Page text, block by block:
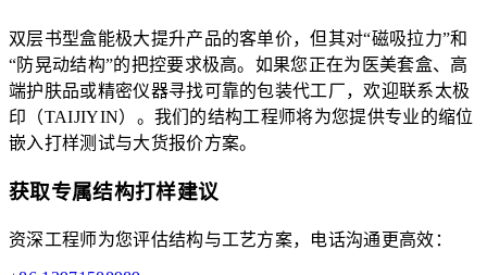
双层书型盒能极大提升产品的客单价，但其对“磁吸拉力”和
“防晃动结构”的把控要求极高。如果您正在为医美套盒、高
端护肤品或精密仪器寻找可靠的包装代工厂，欢迎联系太极
印（TAIJIYIN）。我们的结构工程师将为您提供专业的缩位
嵌入打样测试与大货报价方案。
获取专属结构打样建议
资深工程师为您评估结构与工艺方案，电话沟通更高效：